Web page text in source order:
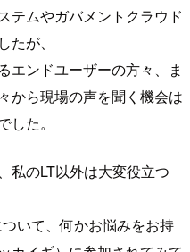
テムやガバメントクラウド
が、
エンドユーザーの方々、ま
から現場の声を聞く機会は
た。
私のLT以外は大変役立つ
いて、何かお悩みをお持